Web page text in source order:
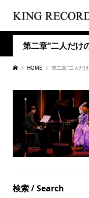
第二章“二人だけ
HOME 第二章“二人だ
検索 / Search